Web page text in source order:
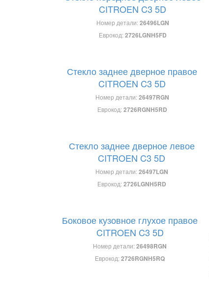
CITROEN C3 5D
Номер детали:26496LGN
Еврокод:2726LGNH5FD
Стекло заднее дверное правое
CITROEN C3 5D
Номер детали:26497RGN
Еврокод:2726RGNH5RD
Стекло заднее дверное левое
CITROEN C3 5D
Номер детали:26497LGN
Еврокод:2726LGNH5RD
Боковое кузовное глухое правое
CITROEN C3 5D
Номер детали:26498RGN
Еврокод:2726RGNH5RQ